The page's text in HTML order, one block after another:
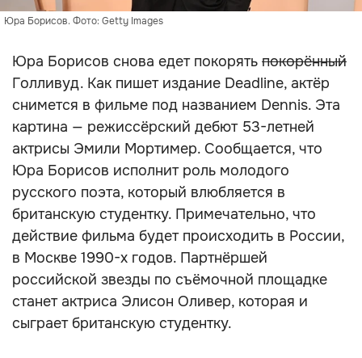
Юра Борисов. Фото: Getty Images
Юра Борисов снова едет покорять покорённый
Голливуд. Как пишет издание Deadline, актёр
снимется в фильме под названием Dennis. Эта
картина — режиссёрский дебют 53-летней
актрисы Эмили Мортимер. Сообщается, что
Юра Борисов исполнит роль молодого
русского поэта, который влюбляется в
британскую студентку. Примечательно, что
действие фильма будет происходить в России,
в Москве 1990-х годов. Партнёршей
российской звезды по съёмочной площадке
станет актриса Элисон Оливер, которая и
сыграет британскую студентку.